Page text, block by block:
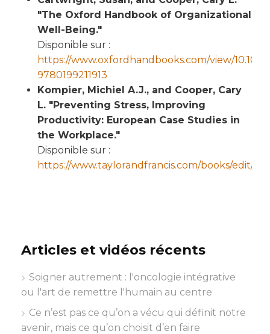
Articles et vidéos récents
Soigner autrement : l'oncologie intégrative
ou l'art de remettre l'humain au centre
Ce n’est pas ce qu’on a vécu qui définit notre
avenir, mais ce qu’on choisit d’en faire
"The Oxford Handbook of Organizational
Well-Being."
Disponible sur :
https://www.oxfordhandbooks.com/view/
9780199211913
Kompier, Michiel A.J., and Cooper, Cary
L. "Preventing Stress, Improving
Productivity: European Case Studies in
the Workplace."
Disponible sur :
https://www.taylorandfrancis.com/books/edit/